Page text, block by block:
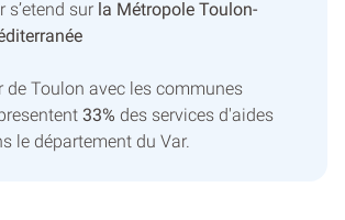
s’etend sur la Métropole Toulon-
de Toulon avec les communes
33% des services d'aides
le département du Var.